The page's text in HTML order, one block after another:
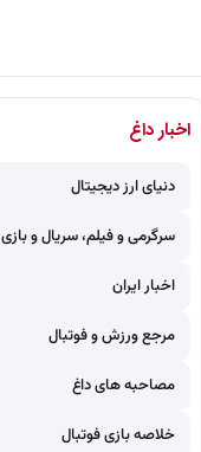
اخبار داغ
دنیای ارز دیجیتال
سرگرمی و فیلم، سریال و بازی
اخبار ایران
مرجع ورزش و فوتبال
مصاحبه های داغ
خلاصه بازی فوتبال